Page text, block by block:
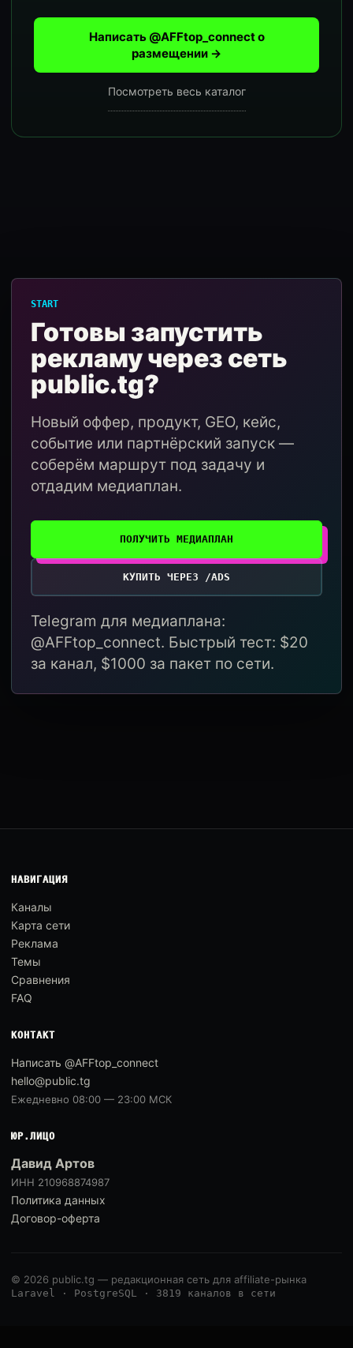
Написать @AFFtop_connect о
размещении →
Посмотреть весь каталог
START
Готовы запустить
рекламу через сеть
public.tg?
Новый оффер, продукт, GEO, кейс,
событие или партнёрский запуск —
соберём маршрут под задачу и
отдадим медиаплан.
ПОЛУЧИТЬ МЕДИАПЛАН
КУПИТЬ ЧЕРЕЗ /ADS
Telegram для медиаплана:
@AFFtop_connect. Быстрый тест: $20
за канал, $1000 за пакет по сети.
НАВИГАЦИЯ
Каналы
Карта сети
Реклама
Темы
Сравнения
FAQ
КОНТАКТ
Написать @AFFtop_connect
hello@public.tg
Ежедневно 08:00 — 23:00 МСК
ЮР.ЛИЦО
Давид Артов
ИНН 210968874987
Политика данных
Договор-оферта
© 2026 public.tg — редакционная сеть для affiliate-рынка
Laravel · PostgreSQL · 3819 каналов в сети